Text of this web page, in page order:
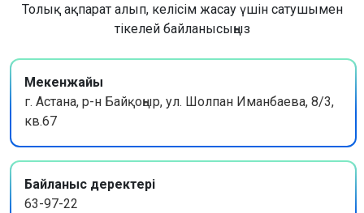
Толық ақпарат алып, келісім жасау үшін сатушымен
тікелей байланысыңыз
Мекенжайы
г. Астана, р-н Байқоңыр, ул. Шолпан Иманбаева, 8/3,
кв.67
Байланыс деректері
63-97-22